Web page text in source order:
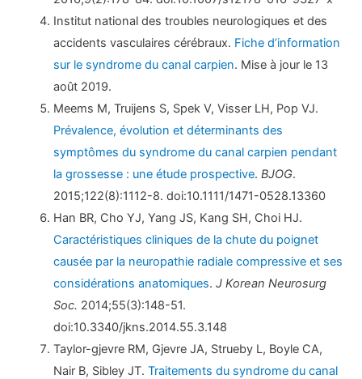
Institut national des troubles neurologiques et des
accidents vasculaires cérébraux. Fiche d’information
sur le syndrome du canal carpien. Mise à jour le 13
août 2019.
Meems M, Truijens S, Spek V, Visser LH, Pop VJ.
Prévalence, évolution et déterminants des
symptômes du syndrome du canal carpien pendant
la grossesse : une étude prospective.BJOG.
2015;122(8):1112-8. doi:10.1111/1471-0528.13360
Han BR, Cho YJ, Yang JS, Kang SH, Choi HJ.
Caractéristiques cliniques de la chute du poignet
causée par la neuropathie radiale compressive et ses
considérations anatomiques.J Korean Neurosurg
Soc. 2014;55(3):148-51.
doi:10.3340/jkns.2014.55.3.148
Taylor-gjevre RM, Gjevre JA, Strueby L, Boyle CA,
Nair B, Sibley JT.Traitements du syndrome du canal